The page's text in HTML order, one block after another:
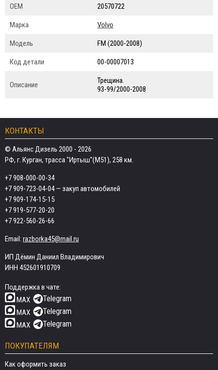
ОЕМ 20570722
Марка Volvo
Модель FM (2000-2008)
Код детали 00-00007013
Описание
Трещина.
93-99/2000-2008
КОНТАКТЫ
© Альянс Дизель 2000 - 2026
РФ, г. Курган, трасса "Иртыш"(М51), 258 км.
+7 908-000-00-34
+7 909-723-04-04— закуп автомобилей
+7 909-174-15-15
+7 919-577-20-20
+7 922-560-26-66
Email: razborka45@mail.ru
ИП Дёмин Даниил Владимирович
ИНН 452601910709
Поддержка в чате:
MAX
Telegram
MAX Telegram
MAX Telegram
ПОКУПАТЕЛЯМ
Как оформить заказ